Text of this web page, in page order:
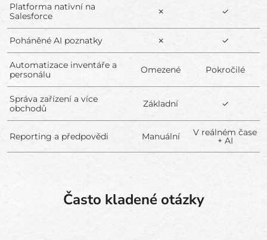
Platforma nativní na
Salesforce
✗ ✓
Poháněné AI poznatky ✗ ✓
Automatizace inventáře a
personálu
Omezené Pokročilé
Správa zařízení a více
obchodů
Základní ✓
Reporting a předpovědi Manuální V reálném čase
+ AI
Často kladené otázky